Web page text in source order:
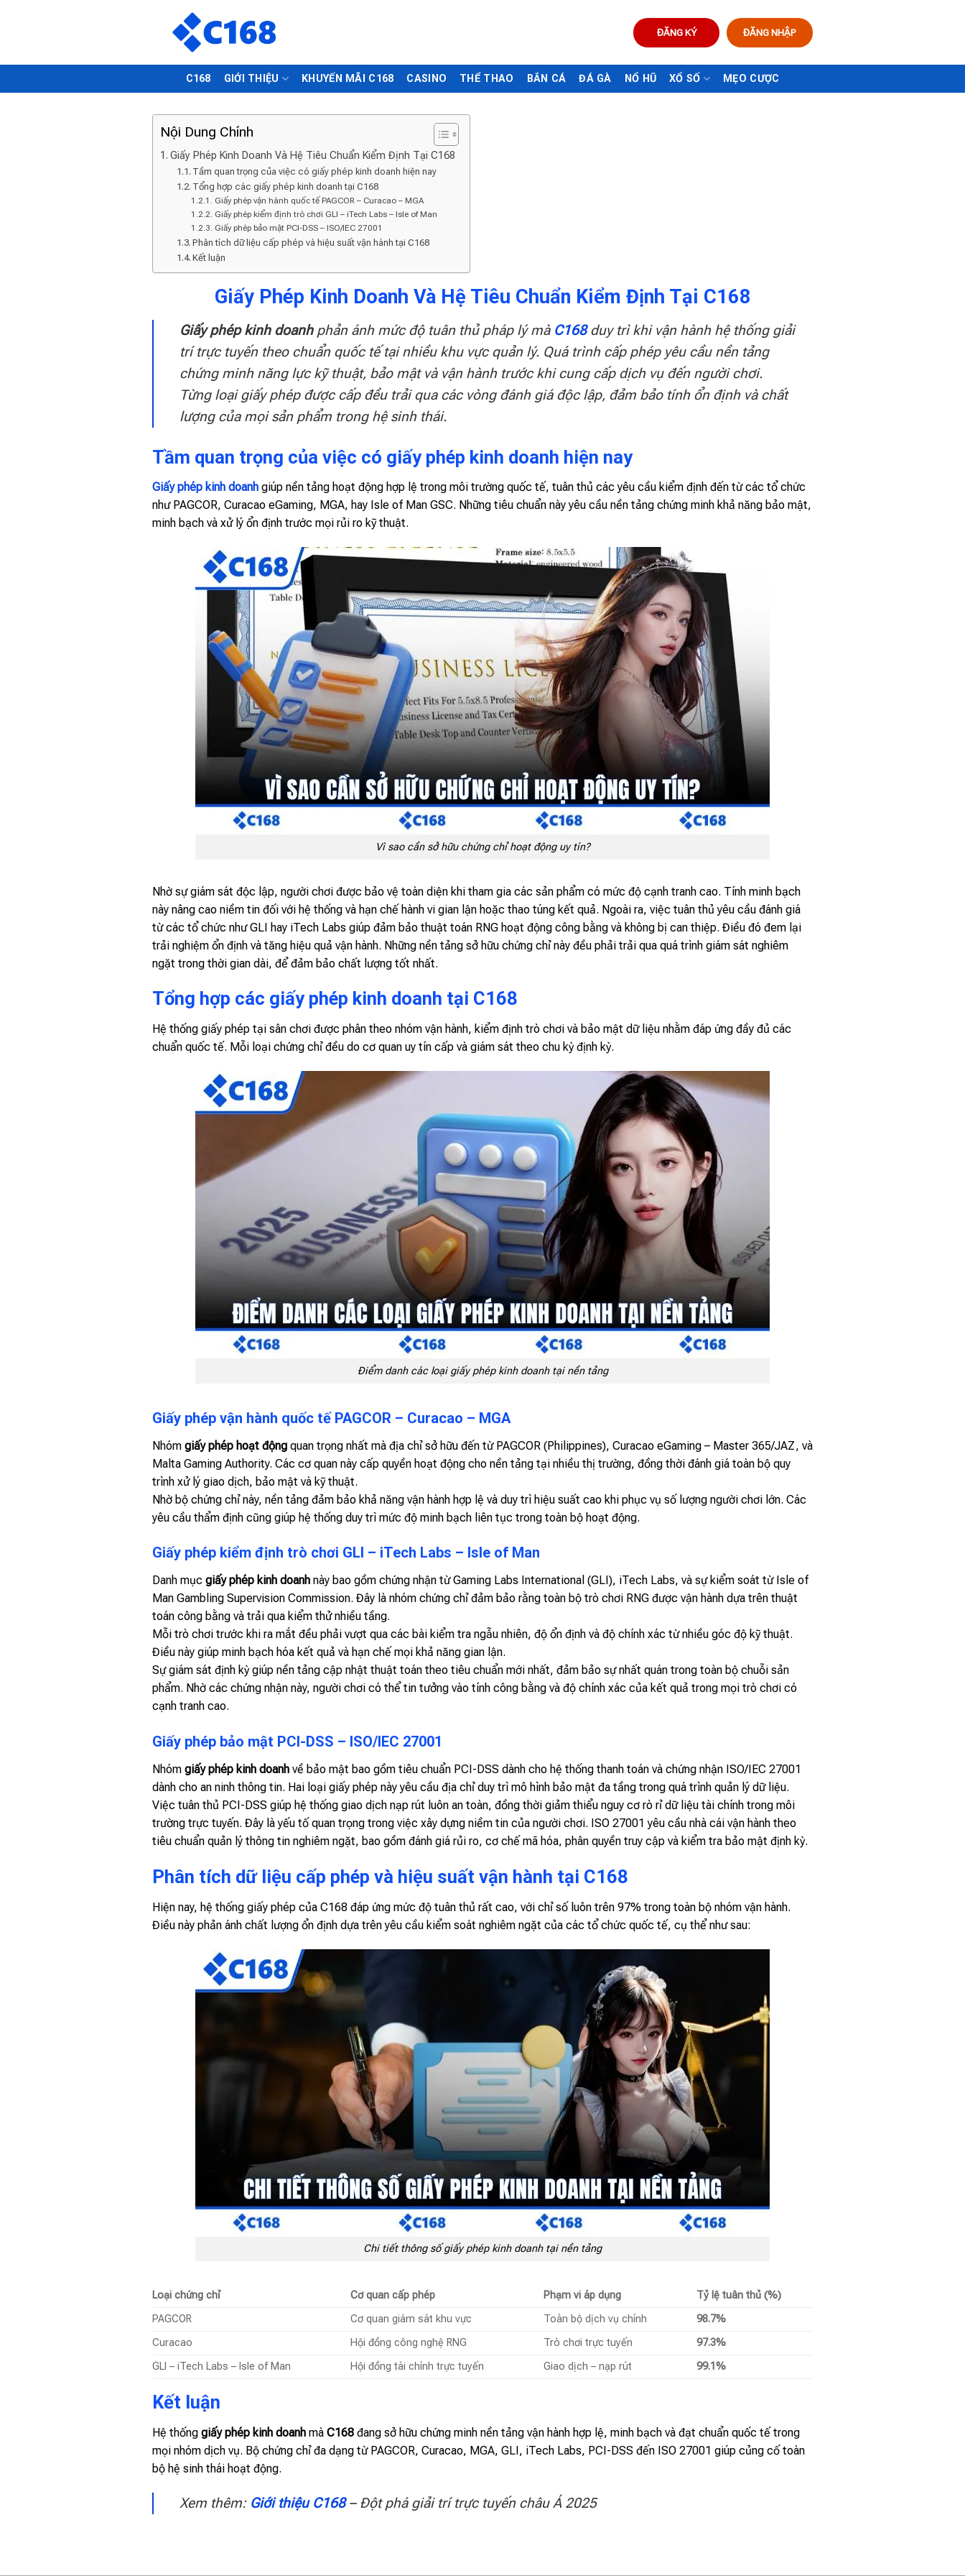
ĐĂNG KÝ ĐĂNG NHẬP
C168 GIỚI THIỆU KHUYẾN MÃI C168 CASINO THỂ THAO BẮN CÁ ĐÁ GÀ NỔ HŨ XỔ SỐ MẸO CƯỢC
Nội Dung Chính
Giấy Phép Kinh Doanh Và Hệ Tiêu Chuẩn Kiểm Định Tại C168
Tầm quan trọng của việc có giấy phép kinh doanh hiện nay
Tổng hợp các giấy phép kinh doanh tại C168
Giấy phép vận hành quốc tế PAGCOR – Curacao – MGA
Giấy phép kiểm định trò chơi GLI – iTech Labs – Isle of Man
Giấy phép bảo mật PCI-DSS – ISO/IEC 27001
Phân tích dữ liệu cấp phép và hiệu suất vận hành tại C168
Kết luận
Giấy Phép Kinh Doanh Và Hệ Tiêu Chuẩn Kiểm Định Tại C168
Giấy phép kinh doanhphản ánh mức độ tuân thủ pháp lý mà C168duy trì khi vận hành hệ thống giải
trí trực tuyến theo chuẩn quốc tế tại nhiều khu vực quản lý. Quá trình cấp phép yêu cầu nền tảng
chứng minh năng lực kỹ thuật, bảo mật và vận hành trước khi cung cấp dịch vụ đến người chơi.
Từng loại giấy phép được cấp đều trải qua các vòng đánh giá độc lập, đảm bảo tính ổn định và chất
lượng của mọi sản phẩm trong hệ sinh thái.
Tầm quan trọng của việc có giấy phép kinh doanh hiện nay
Giấy phép kinh doanh giúp nền tảng hoạt động hợp lệ trong môi trường quốc tế, tuân thủ các yêu cầu kiểm định đến từ các tổ chức
như PAGCOR, Curacao eGaming, MGA, hay Isle of Man GSC. Những tiêu chuẩn này yêu cầu nền tảng chứng minh khả năng bảo mật,
minh bạch và xử lý ổn định trước mọi rủi ro kỹ thuật.
Vì sao cần sở hữu chứng chỉ hoạt động uy tín?
Nhờ sự giám sát độc lập, người chơi được bảo vệ toàn diện khi tham gia các sản phẩm có mức độ cạnh tranh cao. Tính minh bạch
này nâng cao niềm tin đối với hệ thống và hạn chế hành vi gian lận hoặc thao túng kết quả. Ngoài ra, việc tuân thủ yêu cầu đánh giá
từ các tổ chức như GLI hay iTech Labs giúp đảm bảo thuật toán RNG hoạt động công bằng và không bị can thiệp. Điều đó đem lại
trải nghiệm ổn định và tăng hiệu quả vận hành. Những nền tảng sở hữu chứng chỉ này đều phải trải qua quá trình giám sát nghiêm
ngặt trong thời gian dài, để đảm bảo chất lượng tốt nhất.
Tổng hợp các giấy phép kinh doanh tại C168
Hệ thống giấy phép tại sân chơi được phân theo nhóm vận hành, kiểm định trò chơi và bảo mật dữ liệu nhằm đáp ứng đầy đủ các
chuẩn quốc tế. Mỗi loại chứng chỉ đều do cơ quan uy tín cấp và giám sát theo chu kỳ định kỳ.
Điểm danh các loại giấy phép kinh doanh tại nền tảng
Giấy phép vận hành quốc tế PAGCOR – Curacao – MGA
Nhóm giấy phép hoạt động quan trọng nhất mà địa chỉ sở hữu đến từ PAGCOR (Philippines), Curacao eGaming – Master 365/JAZ, và
Malta Gaming Authority. Các cơ quan này cấp quyền hoạt động cho nền tảng tại nhiều thị trường, đồng thời đánh giá toàn bộ quy
trình xử lý giao dịch, bảo mật và kỹ thuật.
Nhờ bộ chứng chỉ này, nền tảng đảm bảo khả năng vận hành hợp lệ và duy trì hiệu suất cao khi phục vụ số lượng người chơi lớn. Các
yêu cầu thẩm định cũng giúp hệ thống duy trì mức độ minh bạch liên tục trong toàn bộ hoạt động.
Giấy phép kiểm định trò chơi GLI – iTech Labs – Isle of Man
Danh mục giấy phép kinh doanh này bao gồm chứng nhận từ Gaming Labs International (GLI), iTech Labs, và sự kiểm soát từ Isle of
Man Gambling Supervision Commission. Đây là nhóm chứng chỉ đảm bảo rằng toàn bộ trò chơi RNG được vận hành dựa trên thuật
toán công bằng và trải qua kiểm thử nhiều tầng.
Mỗi trò chơi trước khi ra mắt đều phải vượt qua các bài kiểm tra ngẫu nhiên, độ ổn định và độ chính xác từ nhiều góc độ kỹ thuật.
Điều này giúp minh bạch hóa kết quả và hạn chế mọi khả năng gian lận.
Sự giám sát định kỳ giúp nền tảng cập nhật thuật toán theo tiêu chuẩn mới nhất, đảm bảo sự nhất quán trong toàn bộ chuỗi sản
phẩm. Nhờ các chứng nhận này, người chơi có thể tin tưởng vào tính công bằng và độ chính xác của kết quả trong mọi trò chơi có
cạnh tranh cao.
Giấy phép bảo mật PCI-DSS – ISO/IEC 27001
Nhóm giấy phép kinh doanh về bảo mật bao gồm tiêu chuẩn PCI-DSS dành cho hệ thống thanh toán và chứng nhận ISO/IEC 27001
dành cho an ninh thông tin. Hai loại giấy phép này yêu cầu địa chỉ duy trì mô hình bảo mật đa tầng trong quá trình quản lý dữ liệu.
Việc tuân thủ PCI-DSS giúp hệ thống giao dịch nạp rút luôn an toàn, đồng thời giảm thiểu nguy cơ rò rỉ dữ liệu tài chính trong môi
trường trực tuyến. Đây là yếu tố quan trọng trong việc xây dựng niềm tin của người chơi. ISO 27001 yêu cầu nhà cái vận hành theo
tiêu chuẩn quản lý thông tin nghiêm ngặt, bao gồm đánh giá rủi ro, cơ chế mã hóa, phân quyền truy cập và kiểm tra bảo mật định kỳ.
Phân tích dữ liệu cấp phép và hiệu suất vận hành tại C168
Hiện nay, hệ thống giấy phép của C168 đáp ứng mức độ tuân thủ rất cao, với chỉ số luôn trên 97% trong toàn bộ nhóm vận hành.
Điều này phản ánh chất lượng ổn định dựa trên yêu cầu kiểm soát nghiêm ngặt của các tổ chức quốc tế, cụ thể như sau:
Chi tiết thông số giấy phép kinh doanh tại nền tảng
Loại chứng chỉ Cơ quan cấp phép Phạm vi áp dụng
Tỷ lệ tuân thủ (%)
PAGCOR
Cơ quan giám sát khu vực Toàn bộ dịch vụ chính
98.7%
Curacao
Hội đồng công nghệ RNG Trò chơi trực tuyến
97.3%
GLI – iTech Labs – Isle of Man
Hội đồng tài chính trực tuyến Giao dịch – nạp rút 99.1%
Kết luận
Hệ thống giấy phép kinh doanh mà C168 đang sở hữu chứng minh nền tảng vận hành hợp lệ, minh bạch và đạt chuẩn quốc tế trong
mọi nhóm dịch vụ. Bộ chứng chỉ đa dạng từ PAGCOR, Curacao, MGA, GLI, iTech Labs, PCI-DSS đến ISO 27001 giúp củng cố toàn
bộ hệ sinh thái hoạt động.
Xem thêm: Giới thiệu C168– Đột phá giải trí trực tuyến châu Á 2025